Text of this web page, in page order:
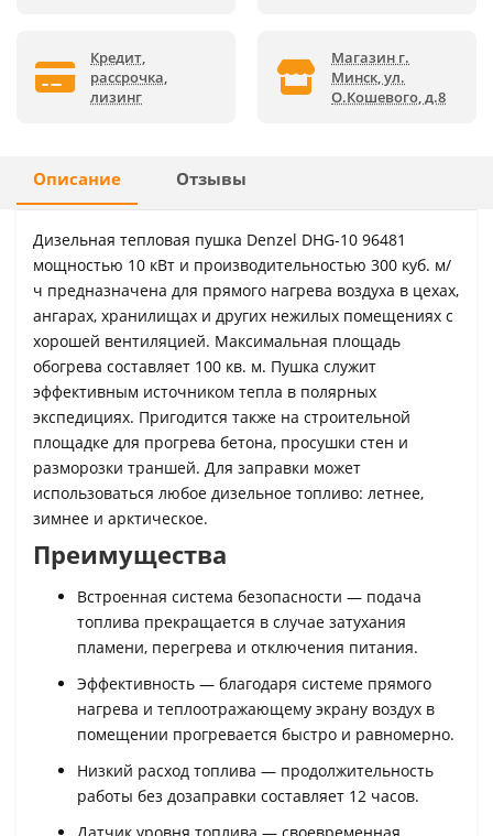
Кредит,
рассрочка,
лизинг
Магазин г.
Минск, ул.
О.Кошевого, д.8
Описание Отзывы
Дизельная тепловая пушка Denzel DHG-10 96481
мощностью 10 кВт и производительностью 300 куб. м/
ч предназначена для прямого нагрева воздуха в цехах,
ангарах, хранилищах и других нежилых помещениях с
хорошей вентиляцией. Максимальная площадь
обогрева составляет 100 кв. м. Пушка служит
эффективным источником тепла в полярных
экспедициях. Пригодится также на строительной
площадке для прогрева бетона, просушки стен и
разморозки траншей. Для заправки может
использоваться любое дизельное топливо: летнее,
зимнее и арктическое.
Преимущества
Встроенная система безопасности — подача
топлива прекращается в случае затухания
пламени, перегрева и отключения питания.
Эффективность — благодаря системе прямого
нагрева и теплоотражающему экрану воздух в
помещении прогревается быстро и равномерно.
Низкий расход топлива — продолжительность
работы без дозаправки составляет 12 часов.